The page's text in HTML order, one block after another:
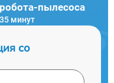
пылесоса
минут
со